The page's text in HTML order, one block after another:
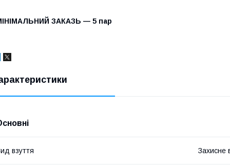
ЗАКАЗЬ — 5 пар
взуття Захисне